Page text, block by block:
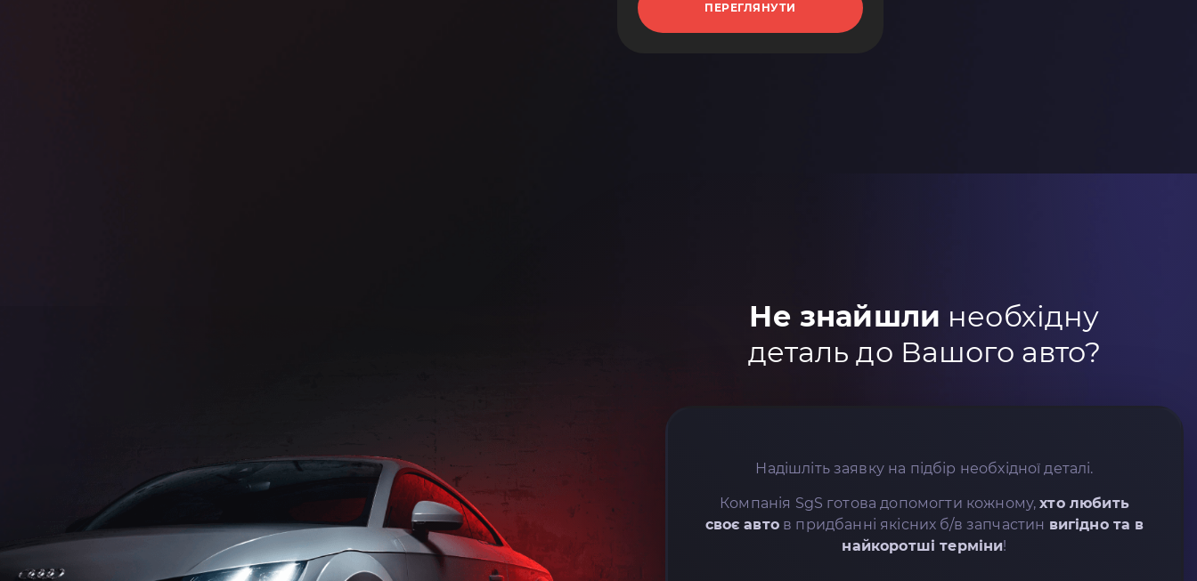
ПЕРЕГЛЯНУТИ
Не знайшли необхідну
деталь до Вашого авто?
Надішліть заявку на підбір необхідної деталі.
Компанія SgS готова допомогти кожному,хто любить
своє автов придбанні якісних б/в запчастин вигідно та в
найкоротші терміни!